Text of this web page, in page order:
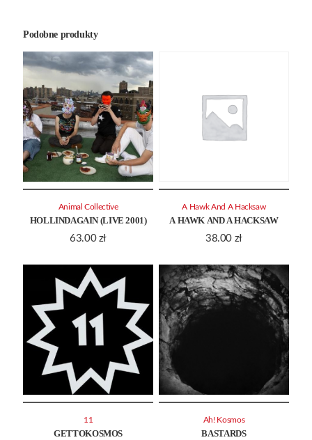
Podobne produkty
HOLLINDAGAIN (LIVE 2001)
63.00 zł
Animal Collective
A HAWK AND A HACKSAW
38.00 zł
A Hawk And A Hacksaw
GETTOKOSMOS
11
BASTARDS
Ah! Kosmos